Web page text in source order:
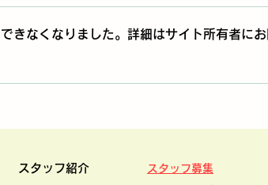
春の研修会＆懇親会を開催し
きなくなりました。詳細はサイト所有者に
スタッフ紹介 スタッフ募集